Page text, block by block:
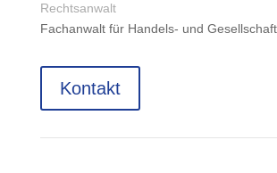
Rechtsanwalt
Fachanwalt für Handels- und
Kontakt